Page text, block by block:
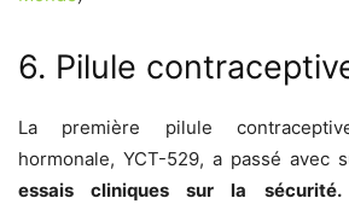
6. Pilule
La première pilule
hormonale, YCT-529, a passé avec
essais cliniques sur la sécurité.